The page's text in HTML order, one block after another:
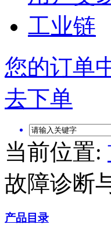
工业链
您的订单
去下单
当前位置:
故障诊断
产品目录